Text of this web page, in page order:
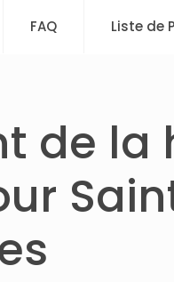
FAQ Liste de
de la